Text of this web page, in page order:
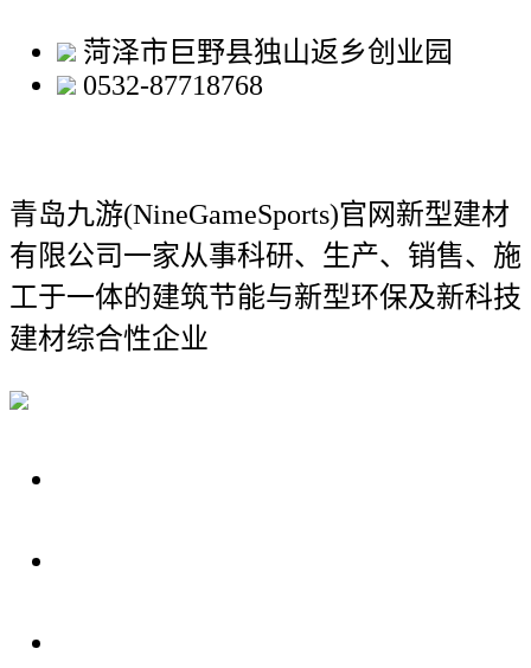
菏泽市巨野县独山返乡创业园
0532-87718768
青岛九游(NineGameSports)官网新型建材
有限公司一家从事科研、生产、销售、施
工于一体的建筑节能与新型环保及新科技
建材综合性企业